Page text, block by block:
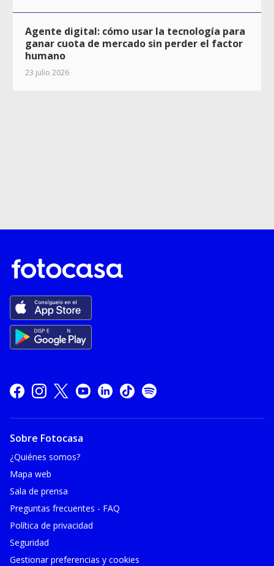
Agente digital: cómo usar la tecnología para
ganar cuota de mercado sin perder el factor
humano
23 julio 2026
Sobre Fotocasa
¿Quiénes somos?
Mapa web
Sala de prensa
Preguntas frecuentes - FAQ
Política de privacidad
Seguridad
Gestionar preferencias y cookies